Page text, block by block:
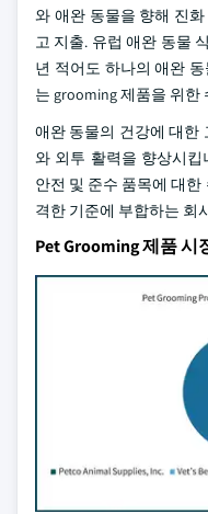
와 애완 동물을 향해 진
고 지출. 유럽 애완 동물
년 적어도 하나의 애완
는 grooming 제품을 위한
애완 동물의 건강에 대한
와 외투 활력을 향상시
안전 및 준수 품목에 대
격한 기준에 부합하는 회
Pet Grooming 제품 시